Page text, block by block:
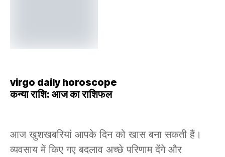
virgo daily horoscope
कन्या राशि: आज का राशिफल
आज खुशखबरियां आपके दिन को खास बना सकती हैं।
व्यवसाय में किए गए बदलाव अच्छे परिणाम देंगे और